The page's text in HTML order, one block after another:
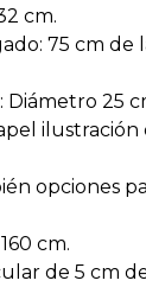
cm.
75 cm de
Diámetro 25
ilustración
opciones
cm.
de 5 cm